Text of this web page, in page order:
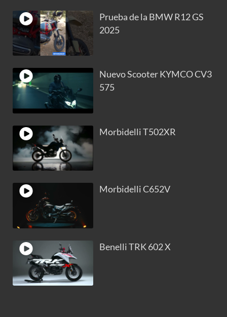
Prueba de la BMW R12 GS
2025
Nuevo Scooter KYMCO CV3
575
Morbidelli T502XR
Morbidelli C652V
Benelli TRK 602 X